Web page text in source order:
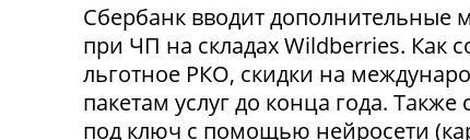
Сбербанк вводит дополнительные
при ЧП на складах Wildberries. Как
льготное РКО, скидки на
пакетам услуг до конца года.
под ключ с помощью нейросети